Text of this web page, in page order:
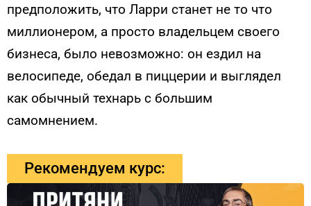
предположить, что Ларри станет не то что
миллионером, а просто владельцем своего
бизнеса, было невозможно: он ездил на
велосипеде, обедал в пиццерии и выглядел
как обычный технарь с большим
самомнением.
Рекомендуем курс: